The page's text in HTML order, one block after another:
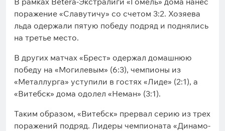
поражение «Славутичу» со счетом 3:2. Хозяева
льда одержали пятую победу подряд и поднялись
на третье место.
В других матчах «Брест» одержал домашнюю
победу на «Могилевым» (6:3), чемпионы из
«Металлурга» уступили в гостях «Лиде» (2:1), а
«Витебск» дома одолел «Неман» (3:1).
Таким образом, «Витебск» прервал серию из трех
поражений подряд. Лидеры чемпионата «Динамо-